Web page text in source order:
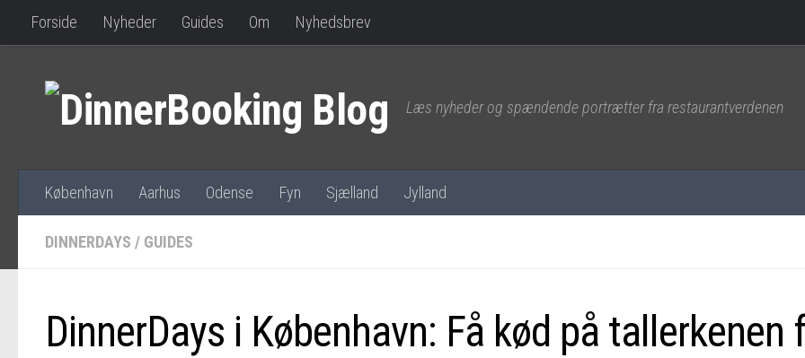
Forside Nyheder Guides Om Nyhedsbrev
Læs nyheder og spændende portrætter fra restaurantverdenen
København Aarhus Odense Fyn Sjælland Jylland
DINNERDAYS / GUIDES
DinnerDays i København: Få kød på tallerkenen